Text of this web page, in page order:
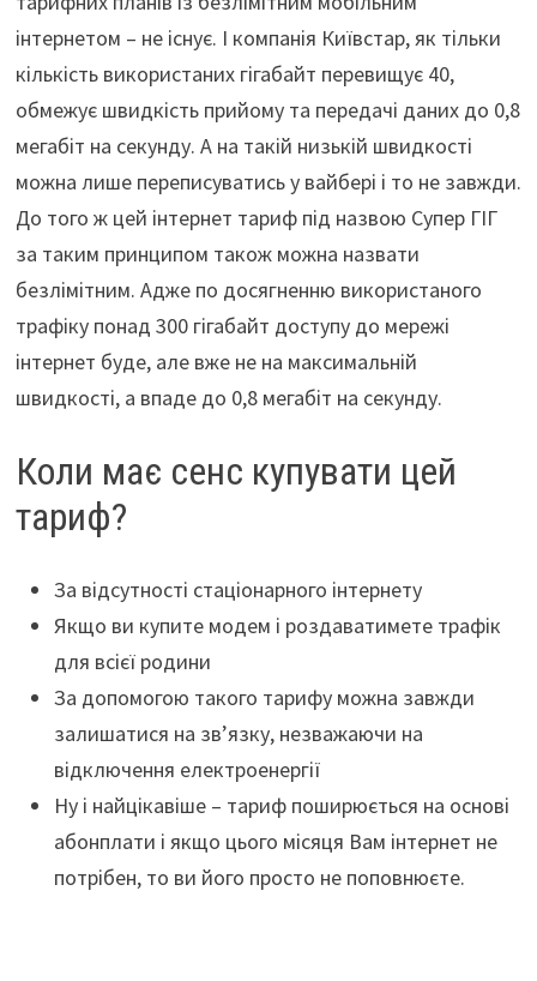
інтернетом – не існує. І компанія Київстар, як тільки
кількість використаних гігабайт перевищує 40,
обмежує швидкість прийому та передачі даних до 0,8
мегабіт на секунду. А на такій низькій швидкості
можна лише переписуватись у вайбері і то не завжди.
До того ж цей інтернет тариф під назвою Супер ГІГ
за таким принципом також можна назвати
безлімітним. Адже по досягненню використаного
трафіку понад 300 гігабайт доступу до мережі
інтернет буде, але вже не на максимальній
швидкості, а впаде до 0,8 мегабіт на секунду.
Коли має сенс купувати цей
тариф?
За відсутності стаціонарного інтернету
Якщо ви купите модем і роздаватимете трафік
для всієї родини
За допомогою такого тарифу можна завжди
залишатися на зв’язку, незважаючи на
відключення електроенергії
Ну і найцікавіше – тариф поширюється на основі
абонплати і якщо цього місяця Вам інтернет не
потрібен, то ви його просто не поповнюєте.